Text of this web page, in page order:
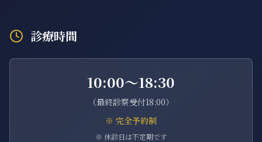
診療時間
10:00〜18:30
（最終診察受付18:00）
※ 完全予約制
※ 休診日は不定期です